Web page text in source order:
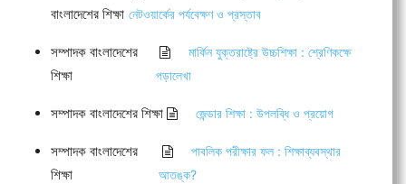
বাংলাদেশের শিক্ষা নেটওয়ার্কের পর্যবেক্ষণ ও প্রস্তাব
সম্পাদক বাংলাদেশের
শিক্ষা
মার্কিন যুক্তরাষ্ট্রে উচ্চশিক্ষা : শ্রেণিকক্ষে
পড়ালেখা
সম্পাদক বাংলাদেশের শিক্ষা জেন্ডার শিক্ষা : উপলব্ধি ও প্রয়োগ
সম্পাদক বাংলাদেশের
শিক্ষা
পাবলিক পরীক্ষার ফল : শিক্ষাব্যবস্থার
আতঙ্ক?